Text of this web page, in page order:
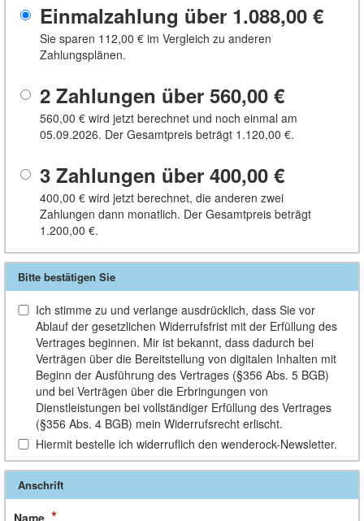
Einmalzahlung über 1.088,00 €
Sie sparen 112,00 € im Vergleich zu anderen
Zahlungsplänen.
2 Zahlungen über 560,00 €
560,00 € wird jetzt berechnet und noch einmal am
05.09.2026. Der Gesamtpreis beträgt 1.120,00 €.
3 Zahlungen über 400,00 €
400,00 € wird jetzt berechnet, die anderen zwei
Zahlungen dann monatlich. Der Gesamtpreis beträgt
1.200,00 €.
Bitte bestätigen Sie
Ich stimme zu und verlange ausdrücklich, dass Sie vor
Ablauf der gesetzlichen Widerrufsfrist mit der Erfüllung des
Vertrages beginnen. Mir ist bekannt, dass dadurch bei
Verträgen über die Bereitstellung von digitalen Inhalten mit
Beginn der Ausführung des Vertrages (§356 Abs. 5 BGB)
und bei Verträgen über die Erbringungen von
Dienstleistungen bei vollständiger Erfüllung des Vertrages
(§356 Abs. 4 BGB) mein Widerrufsrecht erlischt.
Hiermit bestelle ich widerruflich den wenderock-Newsletter.
Anschrift
Name